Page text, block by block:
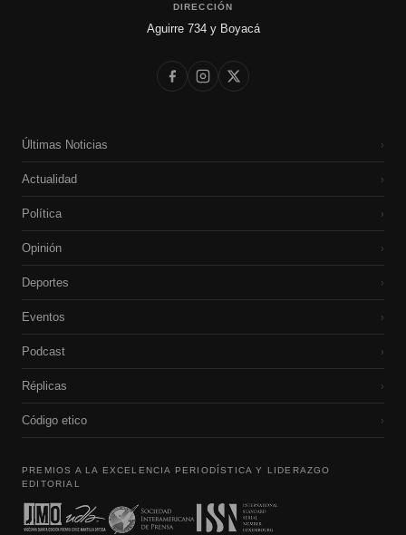
DIRECCIÓN
Aguirre 734 y Boyacá
Últimas Noticias ›
Actualidad ›
Política ›
Opinión ›
Deportes ›
Eventos ›
Podcast ›
Réplicas ›
Código etico ›
PREMIOS A LA EXCELENCIA PERIODÍSTICA Y LIDERAZGO
EDITORIAL